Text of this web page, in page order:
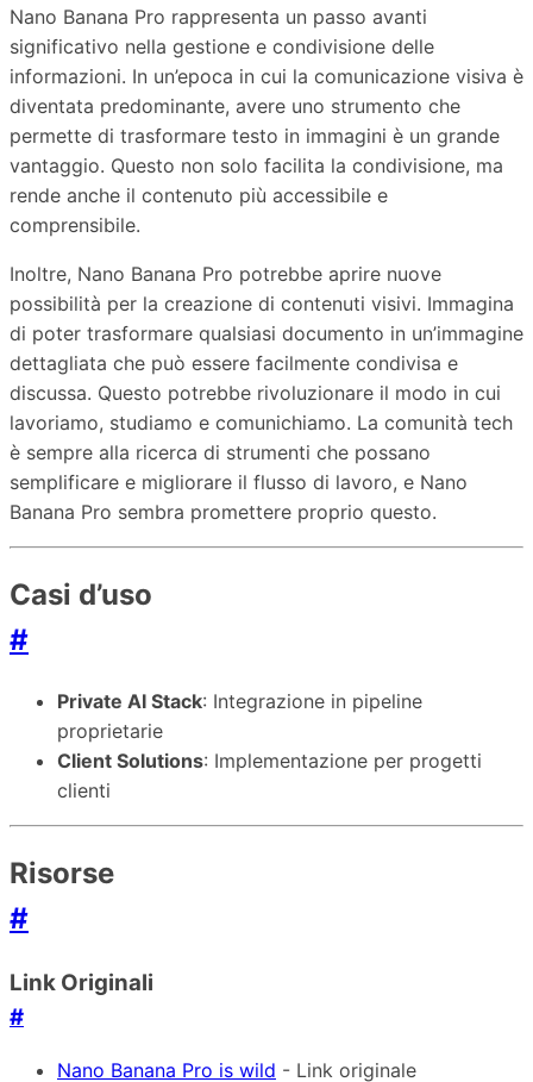
Nano Banana Pro rappresenta un passo avanti
significativo nella gestione e condivisione delle
informazioni. In un’epoca in cui la comunicazione visiva è
diventata predominante, avere uno strumento che
permette di trasformare testo in immagini è un grande
vantaggio. Questo non solo facilita la condivisione, ma
rende anche il contenuto più accessibile e
comprensibile.
Inoltre, Nano Banana Pro potrebbe aprire nuove
possibilità per la creazione di contenuti visivi. Immagina
di poter trasformare qualsiasi documento in un’immagine
dettagliata che può essere facilmente condivisa e
discussa. Questo potrebbe rivoluzionare il modo in cui
lavoriamo, studiamo e comunichiamo. La comunità tech
è sempre alla ricerca di strumenti che possano
semplificare e migliorare il flusso di lavoro, e Nano
Banana Pro sembra promettere proprio questo.
Casi d’uso
#
Private AI Stack: Integrazione in pipeline
proprietarie
Client Solutions: Implementazione per progetti
clienti
Risorse
#
Link Originali
#
Nano Banana Pro is wild - Link originale